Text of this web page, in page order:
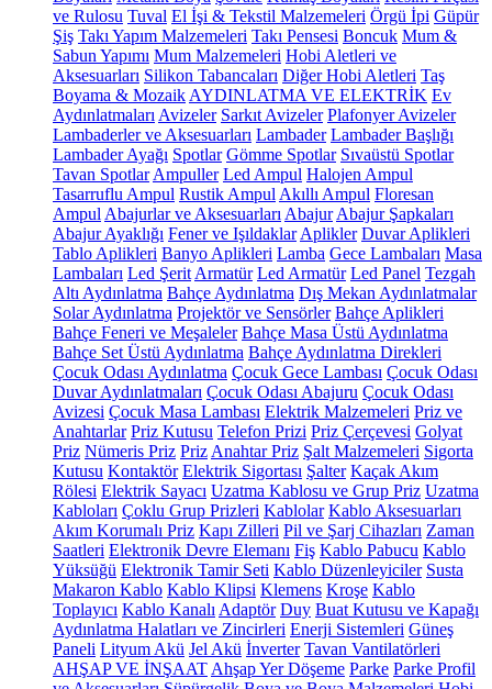
ve Rulosu Tuval El İşi & Tekstil Malzemeleri Örgü İpi Güpür
Şiş Takı Yapım Malzemeleri Takı Pensesi Boncuk Mum &
Sabun Yapımı Mum Malzemeleri Hobi Aletleri ve
Aksesuarları Silikon Tabancaları Diğer Hobi Aletleri Taş
Boyama & Mozaik AYDINLATMA VE ELEKTRİK Ev
Aydınlatmaları Avizeler Sarkıt Avizeler Plafonyer Avizeler
Lambaderler ve Aksesuarları Lambader Lambader Başlığı
Lambader Ayağı Spotlar Gömme Spotlar Sıvaüstü Spotlar
Tavan Spotlar Ampuller Led Ampul Halojen Ampul
Tasarruflu Ampul Rustik Ampul Akıllı Ampul Floresan
Ampul Abajurlar ve Aksesuarları Abajur Abajur Şapkaları
Abajur Ayaklığı Fener ve Işıldaklar Aplikler Duvar Aplikleri
Tablo Aplikleri Banyo Aplikleri Lamba Gece Lambaları Masa
Lambaları Led Şerit Armatür Led Armatür Led Panel Tezgah
Altı Aydınlatma Bahçe Aydınlatma Dış Mekan Aydınlatmalar
Solar Aydınlatma Projektör ve Sensörler Bahçe Aplikleri
Bahçe Feneri ve Meşaleler Bahçe Masa Üstü Aydınlatma
Bahçe Set Üstü Aydınlatma Bahçe Aydınlatma Direkleri
Çocuk Odası Aydınlatma Çocuk Gece Lambası Çocuk Odası
Duvar Aydınlatmaları Çocuk Odası Abajuru Çocuk Odası
Avizesi Çocuk Masa Lambası Elektrik Malzemeleri Priz ve
Anahtarlar Priz Kutusu Telefon Prizi Priz Çerçevesi Golyat
Priz Nümeris Priz Priz Anahtar Priz Şalt Malzemeleri Sigorta
Kutusu Kontaktör Elektrik Sigortası Şalter Kaçak Akım
Rölesi Elektrik Sayacı Uzatma Kablosu ve Grup Priz Uzatma
Kabloları Çoklu Grup Prizleri Kablolar Kablo Aksesuarları
Akım Korumalı Priz Kapı Zilleri Pil ve Şarj Cihazları Zaman
Saatleri Elektronik Devre Elemanı Fiş Kablo Pabucu Kablo
Yüksüğü Elektronik Tamir Seti Kablo Düzenleyiciler Susta
Makaron Kablo Kablo Klipsi Klemens Kroşe Kablo
Toplayıcı Kablo Kanalı Adaptör Duy Buat Kutusu ve Kapağı
Aydınlatma Halatları ve Zincirleri Enerji Sistemleri Güneş
Paneli Lityum Akü Jel Akü İnverter Tavan Vantilatörleri
AHŞAP VE İNŞAAT Ahşap Yer Döşeme Parke Parke Profil